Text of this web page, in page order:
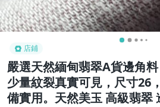
店鋪
嚴選天然緬甸翡翠A貨邊角料
少量紋裂真實可見，尺寸26
備實用。天然美玉 高級翡翠